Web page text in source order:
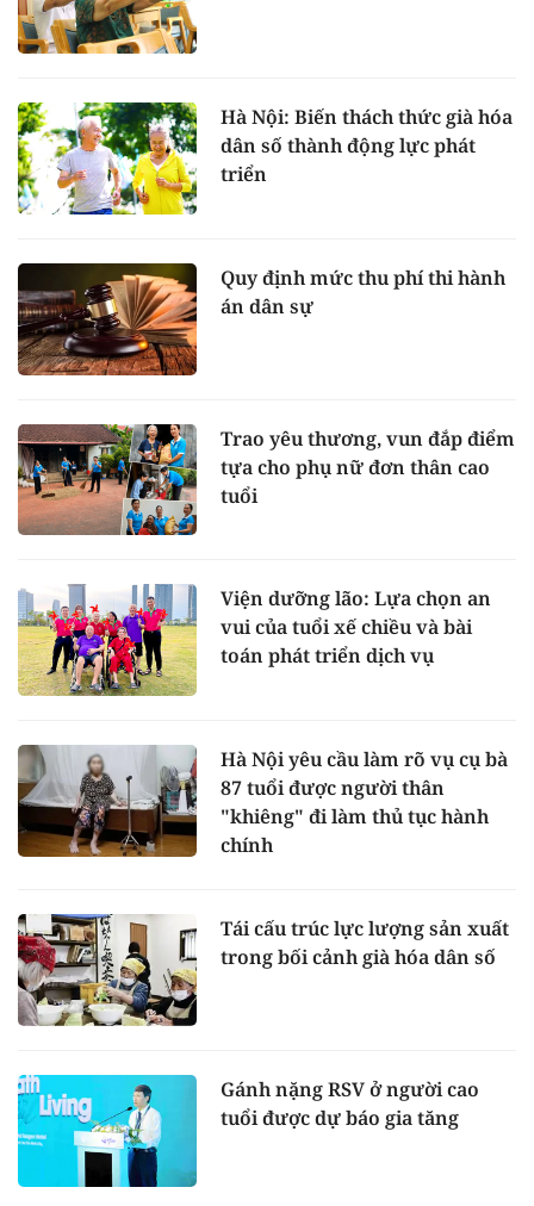
Hà Nội: Biến thách thức già hóa
dân số thành động lực phát
triển
Quy định mức thu phí thi hành
án dân sự
Trao yêu thương, vun đắp điểm
tựa cho phụ nữ đơn thân cao
tuổi
Viện dưỡng lão: Lựa chọn an
vui của tuổi xế chiều và bài
toán phát triển dịch vụ
Hà Nội yêu cầu làm rõ vụ cụ bà
87 tuổi được người thân
"khiêng" đi làm thủ tục hành
chính
Tái cấu trúc lực lượng sản xuất
trong bối cảnh già hóa dân số
Gánh nặng RSV ở người cao
tuổi được dự báo gia tăng